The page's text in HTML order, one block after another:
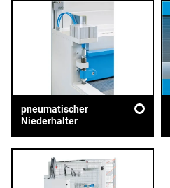
pneumatischer
Niederhalter